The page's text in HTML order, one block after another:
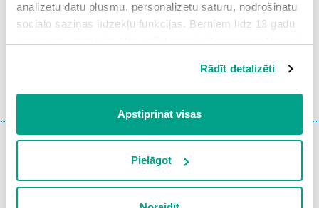
analizētu datu plūsmu, personalizētu saturu, nodrošinātu
sociālo saziņas līdzekļu funkcijas. Bērniem līdz 13 gadu
Spiežot uz pogas “Apstiprināt visas”, Jūs piekrītat visām
sīkdatnēm, kas atrodas šajā tīmekļa vietnē, ieskaitot
trešo pušu mārketinga sīkdatnes. Spiežot uz pogas
vietnē, izņemot “Nepieciešamās” sīkdatnes, kuru
izmantošanai nav nepieciešams iegūt lietotāja piekrišanu.
Spiežot uz pogas “Apstiprināt izvēlētās”, Jūs varat mainīt
Rādīt detalizēti
Apstiprināt visas
Pielāgot
3.Ich mag Geschichten.
vaiReģistrēties
Iepriekšējais
uzdevums
Atgriezties tēmā
Nākamais
uzdevums